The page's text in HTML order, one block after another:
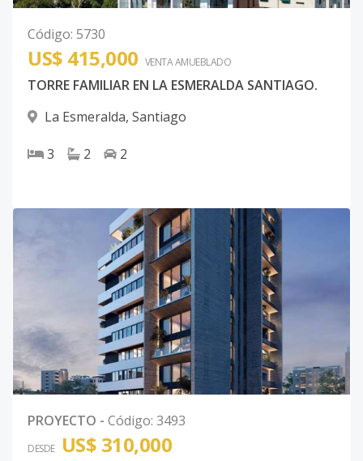
Código: 5730
US$ 415,000 VENTA AMUEBLADO
TORRE FAMILIAR EN LA ESMERALDA SANTIAGO.
La Esmeralda, Santiago
3 2 2
PROYECTO - Código: 3493
DESDE US$ 310,000